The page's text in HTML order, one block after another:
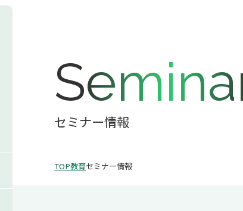
領域長あいさつ
教員一覧
研究室への配属
就職実績
研究＆授業
セミナー情報
TOP教育セミナー情報